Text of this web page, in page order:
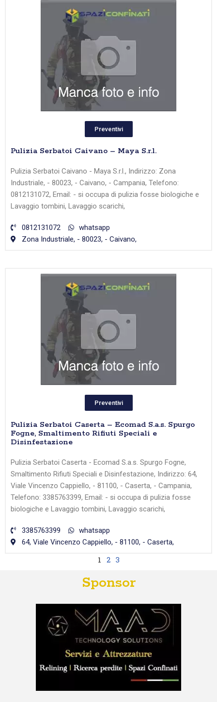
Preventivi
Pulizia Serbatoi Caivano – Maya S.r.l.
Pulizia Serbatoi Caivano - Maya S.r.l., Indirizzo: Zona
Industriale, - 80023, - Caivano, - Campania, Telefono:
0812131072, Email: - si occupa di pulizia fosse biologiche e
Lavaggio tombini, Lavaggio scarichi,
0812131072
whatsapp
Zona Industriale, - 80023, - Caivano,
Preventivi
Pulizia Serbatoi Caserta – Ecomad S.a.s. Spurgo
Fogne, Smaltimento Rifiuti Speciali e
Disinfestazione
Pulizia Serbatoi Caserta - Ecomad S.a.s. Spurgo Fogne,
Smaltimento Rifiuti Speciali e Disinfestazione, Indirizzo: 64,
Viale Vincenzo Cappiello, - 81100, - Caserta, - Campania,
Telefono: 3385763399, Email: - si occupa di pulizia fosse
biologiche e Lavaggio tombini, Lavaggio scarichi,
3385763399
whatsapp
64, Viale Vincenzo Cappiello, - 81100, - Caserta,
1 2 3
Sponsor